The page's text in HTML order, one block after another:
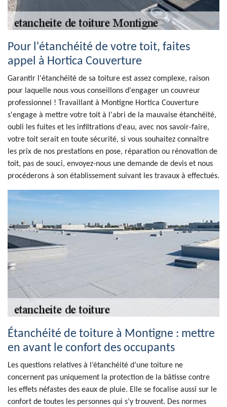
Pour l'étanchéité de votre toit, faites
appel à Hortica Couverture
Garantir l'étanchéité de sa toiture est assez complexe, raison
pour laquelle nous vous conseillons d'engager un couvreur
professionnel ! Travaillant à Montigne Hortica Couverture
s'engage à mettre votre toit à l'abri de la mauvaise étanchéité,
oubli les fuites et les infiltrations d'eau, avec nos savoir-faire,
votre toit serait en toute sécurité, si vous souhaitez connaître
les prix de nos prestations en pose, réparation ou rénovation de
toit, pas de souci, envoyez-nous une demande de devis et nous
procéderons à son établissement suivant les travaux à effectués.
Étanchéité de toiture à Montigne : mettre
en avant le confort des occupants
Les questions relatives à l’étanchéité d’une toiture ne
concernent pas uniquement la protection de la bâtisse contre
les effets néfastes des eaux de pluie. Elle se focalise aussi sur le
confort de toutes les personnes qui s’y trouvent. Des normes